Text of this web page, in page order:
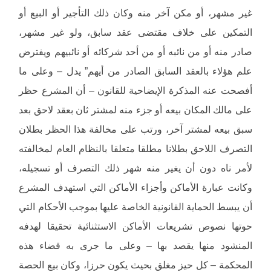
غير مشهر، أو مكن آخر منه وكان ذلك التأجير أو البيع أو
التمكين على خلاف مقتضى عقد سابق، ولو غير مشهر،
صادر منه أو من نائبه أو من أحد شركائه أو نائبيهم ويفترض
علم هؤلاء بالعقد السابق الصادر من أيهم” يدل – وعلى ما
أفصحت عنه المذكرة الإيضاحية للقانون – أن المشرع حظر
على مالك المكان بيعه أو جزء منه لمشتر ثان بعقد لاحق بعد
سبق بيعه لمشتر آخر، ورتب على مخالفة هذا الحظر بطلان
التصرف اللاحق بطلانا مطلقا متعلقا بالنظام العام لمخالفته
لأمر ناه دون أن يغير منه شهر ذلك التصرف أو تسجيله،
وكانت عبارة الأماكن وأجزاء الأماكن التي استهدف المشرع
أن يبسط الحماية القانونية الخاصة عليها بموجب الأحكام التي
حوتها نصوص تشريعات الأماكن الاستثنائية تحقيقا لهدفه
المنشود منها يقصد بها – وعلى ما جرى به قضاء هذه
المحكمة – كل حيز مغلق بحيث يكون حرزا، وكان بيع الحصة